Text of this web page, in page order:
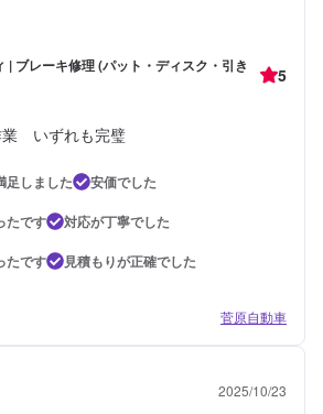
| ブレーキ修理 (パット・ディスク・引き
5
いずれも完璧
足しました
安価でした
たです
対応が丁寧でした
たです
見積もりが正確でした
菅原自動車
2025/10/23